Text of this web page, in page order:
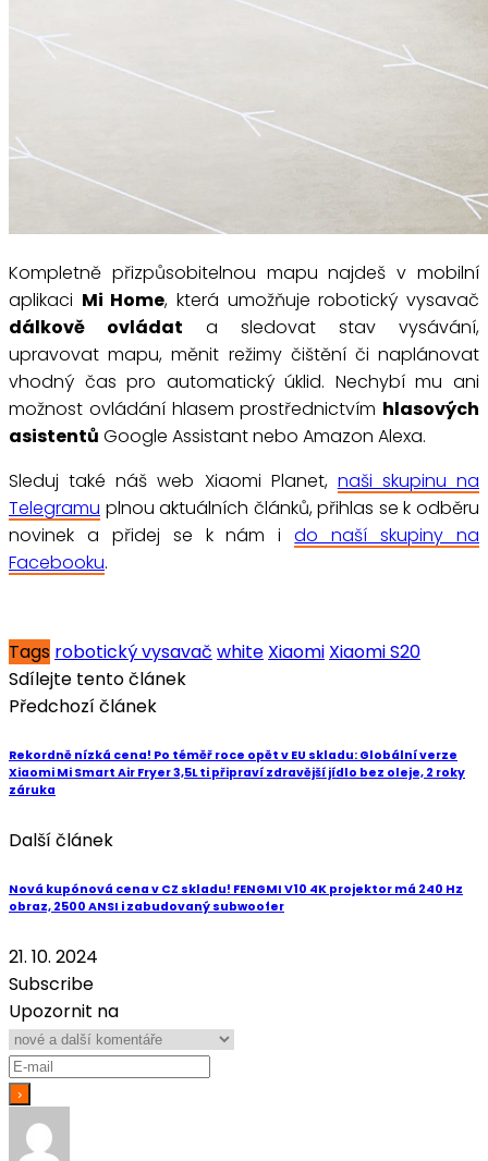
Kompletně přizpůsobitelnou mapu najdeš v mobilní
aplikaci Mi Home, která umožňuje robotický vysavač
dálkově ovládat a sledovat stav vysávání,
upravovat mapu, měnit režimy čištění či naplánovat
vhodný čas pro automatický úklid. Nechybí mu ani
možnost ovládání hlasem prostřednictvím hlasových
asistentů Google Assistant nebo Amazon Alexa.
Sleduj také náš web Xiaomi Planet, naši skupinu na
Telegramu plnou aktuálních článků, přihlas se k odběru
novinek a přidej se k nám ido naší skupiny na
Facebooku.
Tags robotický vysavač white Xiaomi Xiaomi S20
Sdílejte tento článek
Předchozí článek
Rekordně nízká cena! Po téměř roce opět v EU skladu: Globální verze
Xiaomi Mi Smart Air Fryer 3,5L ti připraví zdravější jídlo bez oleje, 2 roky
záruka
Další článek
Nová kupónová cena v CZ skladu! FENGMI V10 4K projektor má 240 Hz
obraz, 2500 ANSI i zabudovaný subwoofer
21. 10. 2024
Subscribe
Upozornit na